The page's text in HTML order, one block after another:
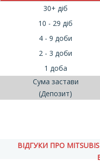
30+ діб
10 - 29 діб
4 - 9 доби
2 - 3 доби
1 доба
Сума застави
(Депозит)
ВІДГУКИ ПРО MITSUBISHI OUTLANDER LIMITED BLACK